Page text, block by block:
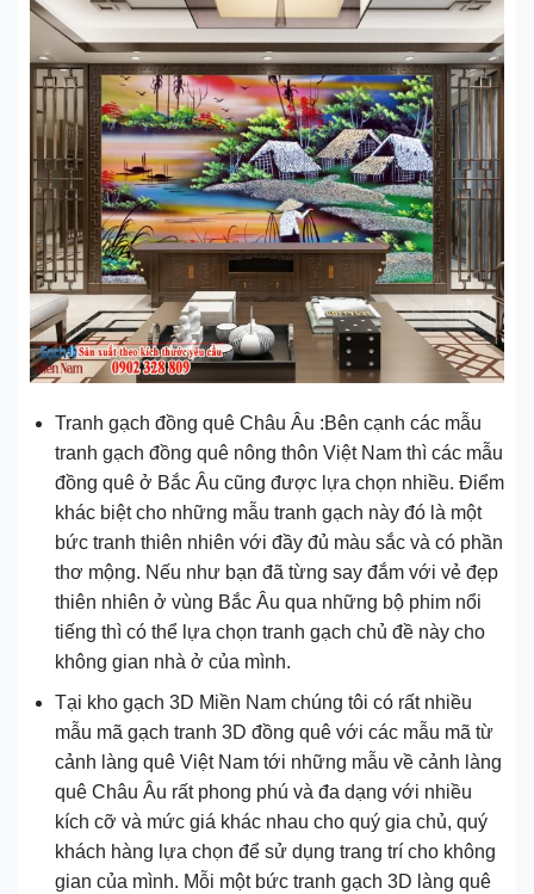
Tranh gạch đồng quê Châu Âu :Bên cạnh các mẫu
tranh gạch đồng quê nông thôn Việt Nam thì các mẫu
đồng quê ở Bắc Âu cũng được lựa chọn nhiều. Điểm
khác biệt cho những mẫu tranh gạch này đó là một
bức tranh thiên nhiên với đầy đủ màu sắc và có phần
thơ mộng. Nếu như bạn đã từng say đắm với vẻ đẹp
thiên nhiên ở vùng Bắc Âu qua những bộ phim nổi
tiếng thì có thể lựa chọn tranh gạch chủ đề này cho
không gian nhà ở của mình.
Tại kho gạch 3D Miền Nam chúng tôi có rất nhiều
mẫu mã gạch tranh 3D đồng quê với các mẫu mã từ
cảnh làng quê Việt Nam tới những mẫu về cảnh làng
quê Châu Âu rất phong phú và đa dạng với nhiều
kích cỡ và mức giá khác nhau cho quý gia chủ, quý
khách hàng lựa chọn để sử dụng trang trí cho không
gian của mình. Mỗi một bức tranh gạch 3D làng quê